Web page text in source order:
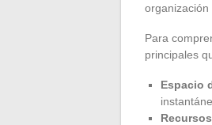
organización
Para
principales
Espacio